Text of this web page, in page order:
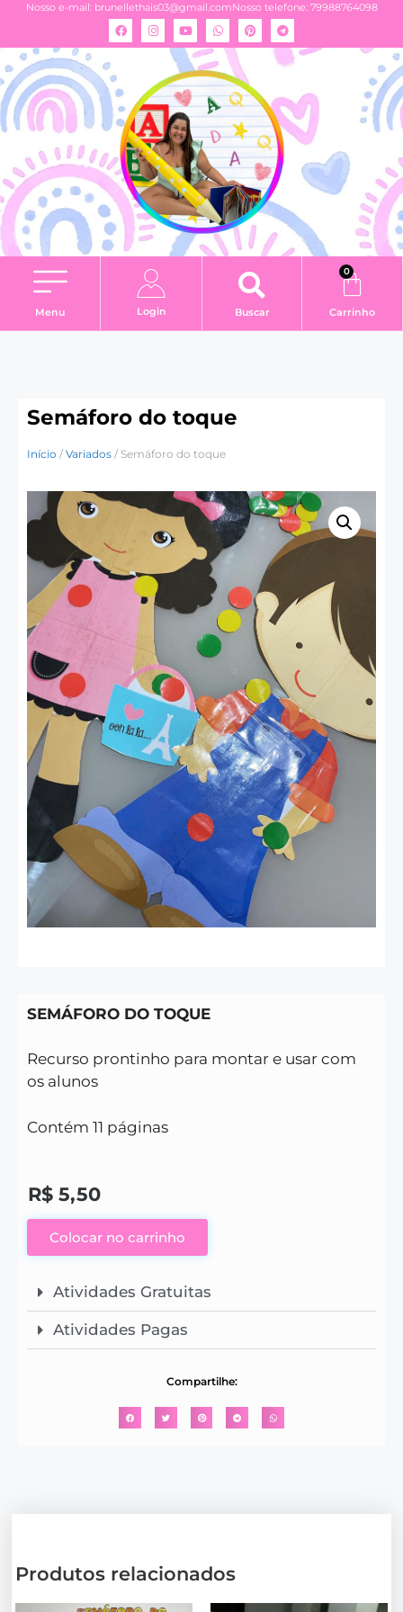
Nosso e-mail: brunellethais03@gmail.comNosso telefone: 79988764098
Menu Login Buscar
0
Carrinho
Semáforo do toque
Início / Variados / Semáforo do toque
SEMÁFORO DO TOQUE
Recurso prontinho para montar e usar com
os alunos
Contém 11 páginas
R$ 5,50
Colocar no carrinho
Atividades Gratuitas
Atividades Pagas
Compartilhe:
Produtos relacionados